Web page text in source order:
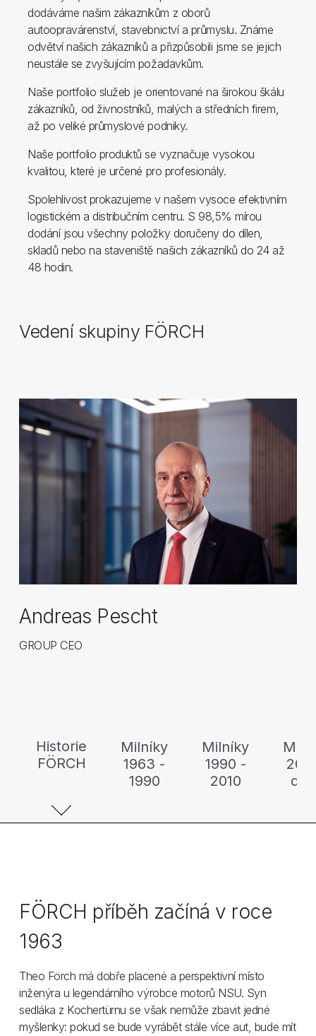
dodáváme našim zákazníkům z oborů
autoopravárenství, stavebnictví a průmyslu. Známe
odvětví našich zákazníků a přizpůsobili jsme se jejich
neustále se zvyšujícím požadavkům.
Naše portfolio služeb je orientované na širokou škálu
zákazníků, od živnostníků, malých a středních firem,
až po veliké průmyslové podniky.
Naše portfolio produktů se vyznačuje vysokou
kvalitou, které je určené pro profesionály.
Spolehlivost prokazujeme v našem vysoce efektivním
logistickém a distribučním centru. S 98,5% mírou
dodání jsou všechny položky doručeny do dílen,
skladů nebo na staveniště našich zákazníků do 24 až
48 hodin.
Vedení skupiny FÖRCH
Andreas Pescht
GROUP CEO
Historie
FÖRCH
Milníky
1963 -
1990
Milníky
1990 -
2010
FÖRCH příběh začíná v roce
1963
Theo Förch má dobře placené a perspektivní místo
inženýra u legendárního výrobce motorů NSU. Syn
sedláka z Kochertürnu se však nemůže zbavit jedné
myšlenky: pokud se bude vyrábět stále více aut, bude mít